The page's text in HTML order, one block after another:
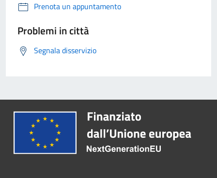
Prenota un appuntamento
Problemi in città
Segnala disservizio